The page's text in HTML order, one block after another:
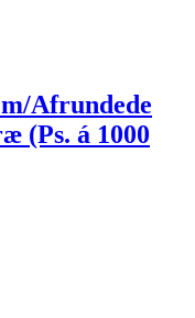
Afrundede
(Ps. á 1000